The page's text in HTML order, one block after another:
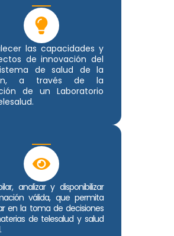
las capacidades y
de innovación del
de salud de la
a través de la
de un Laboratorio
analizar y disponibilizar
válida, que permita
en la toma de decisiones
de telesalud y salud